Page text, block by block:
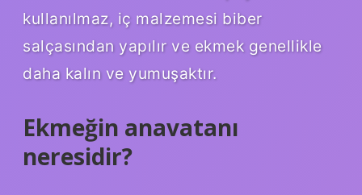
kullanılmaz, iç malzemesi biber
salçasından yapılır ve ekmek genellikle
daha kalın ve yumuşaktır.
Ekmeğin anavatanı
neresidir?